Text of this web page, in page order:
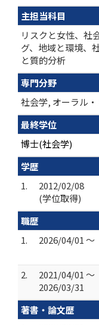
主担当科目
リスクと女性、社
グ、地域と環境、
と質的分析
専門分野
社会学, オーラル
最終学位
博士(社会学)
学歴
1.
2012/02/08
(学位取得)
職歴
1.
2026/04/01 ～
2.
2021/04/01 ～
2026/03/31
著書・論文歴